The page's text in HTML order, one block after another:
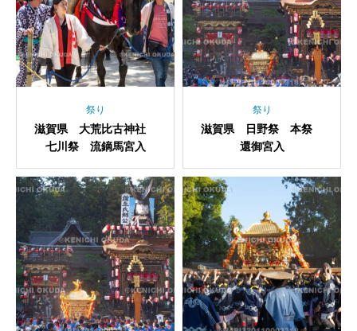
祭り
滋賀県 大荒比古神社
七川祭 流鏑馬宮入
祭り
滋賀県 日野祭 本祭
還御宮入